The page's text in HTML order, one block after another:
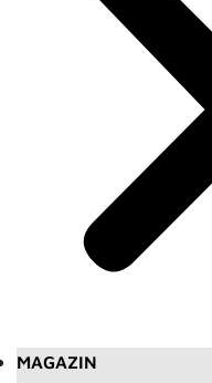
MAGAZIN